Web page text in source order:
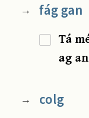
→ fág gan
Tá
ag
→ colg